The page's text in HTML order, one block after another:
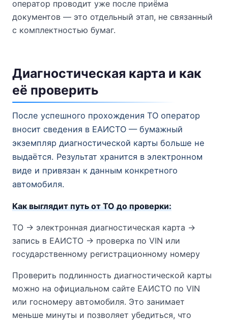
оператор проводит уже после приёма
документов — это отдельный этап, не связанный
с комплектностью бумаг.
Диагностическая карта и как
её проверить
После успешного прохождения ТО оператор
вносит сведения в ЕАИСТО — бумажный
экземпляр диагностической карты больше не
выдаётся. Результат хранится в электронном
виде и привязан к данным конкретного
автомобиля.
Как выглядит путь от ТО до проверки:
ТО → электронная диагностическая карта →
запись в ЕАИСТО → проверка по VIN или
государственному регистрационному номеру
Проверить подлинность диагностической карты
можно на официальном сайте ЕАИСТО по VIN
или госномеру автомобиля. Это занимает
меньше минуты и позволяет убедиться, что